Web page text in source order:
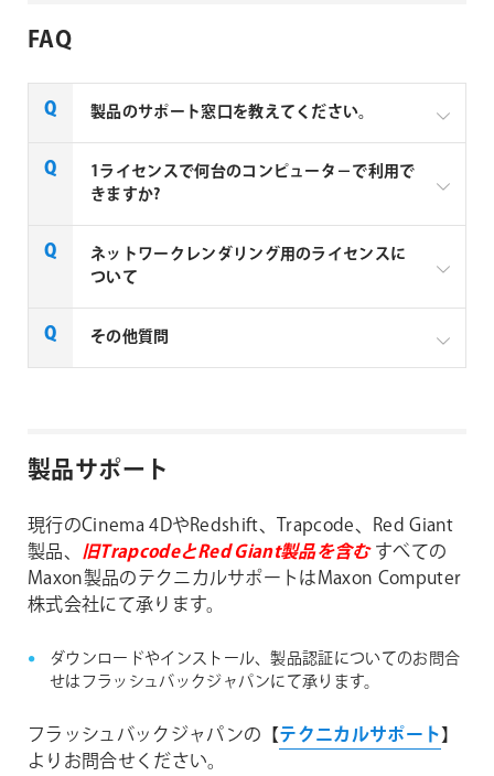
FAQ
製品のサポート窓口を教えてください。
現行のCinema 4DやRedshift、Trapcode、Red Giant
製品、旧TrapcodeとRed Giant製品を含む
株式会社にて承ります。
のお問合せはフラッシュバックジャパンにて承り
ます。
製品の仕様や使い方など、技術的なサポートなど
会社にて承ります。
Maxon Computer株式会社の【MAXON Product
Support Center 】を開き、チケットを作成するよりお
問い合わせください。
1ライセンスで何台のコンピュータ－で利用で
きますか?
Red Giant / Trapcode 社製品は、1ライセンス (1つ
のシリアルNo.) につき、1台のコンピューターで使
用頂けます。(ライセンス（シリアルNo.) は、
Windows と Macintosh 共通で使用できるハイブリ
ッド仕様です)
組み合わせは自由) に行えますが、2台のマシンで
同時に使用することは許可されておりません。例
3ライセンス必要になります。(ボリュームライセ
ンスプログラムを除きます)
ネットワークレンダリング用のライセンスに
ついて
Maxon社製品(Cinema 4D, Red Giant, Trapcode)
その他質問
製品サポート
現行のCinema 4DやRedshift、Trapcode、Red Giant
製品、 旧TrapcodeとRed Giant製品を含むすべての
Maxon製品のテクニカルサポートはMaxon Computer
株式会社にて承ります。
ダウンロードやインストール、製品認証についてのお問合
せはフラッシュバックジャパンにて承ります。
フラッシュバックジャパンの【テクニカルサポート】
よりお問合せください。